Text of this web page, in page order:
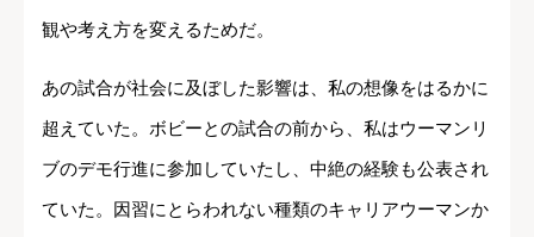
観や考え方を変えるためだ。
あの試合が社会に及ぼした影響は、私の想像をはるかに
超えていた。ボビーとの試合の前から、私はウーマンリ
ブのデモ行進に参加していたし、中絶の経験も公表され
ていた。因習にとらわれない種類のキャリアウーマンか